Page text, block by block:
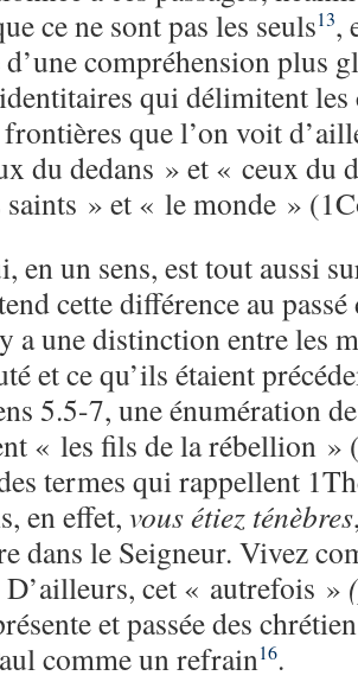
ce ne sont pas les seuls13,
compréhension plus
qui délimitent les
que l’on voit
du dedans » et « ceux du
saints » et « le monde »
en un sens, est tout aussi
cette différence au
a une distinction entre les
et ce qu’ils étaient
5.5-7, une énumération
« les fils de la rébellion »
termes qui rappellent
en effet, vous étiez ténèbres
dans le Seigneur. Vivez
cet « autrefois »
et passée des
comme un refrain16.